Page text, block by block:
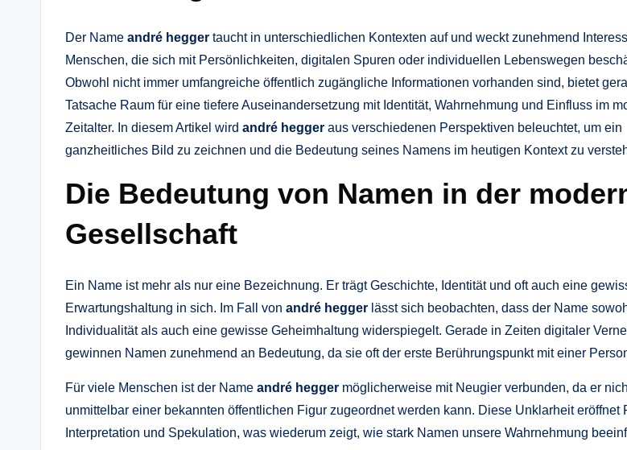
Der Name andré hegger taucht in unterschiedlichen Kontexten auf und weckt zunehmend
Menschen, die sich mit Persönlichkeiten, digitalen Spuren oder individuellen Lebenswegen
Obwohl nicht immer umfangreiche öffentlich zugängliche Informationen vorhanden sind, bietet
Tatsache Raum für eine tiefere Auseinandersetzung mit Identität, Wahrnehmung und Einfluss im
Zeitalter. In diesem Artikel wird andré hegger aus verschiedenen Perspektiven beleuchtet, um ein
ganzheitliches Bild zu zeichnen und die Bedeutung seines Namens im heutigen Kontext zu
Die Bedeutung von Namen in der
Gesellschaft
Ein Name ist mehr als nur eine Bezeichnung. Er trägt Geschichte, Identität und oft auch eine
Erwartungshaltung in sich. Im Fall von andré hegger lässt sich beobachten, dass der Name
Individualität als auch eine gewisse Geheimhaltung widerspiegelt. Gerade in Zeiten digitaler
gewinnen Namen zunehmend an Bedeutung, da sie oft der erste Berührungspunkt mit einer
Für viele Menschen ist der Name andré hegger möglicherweise mit Neugier verbunden, da er
unmittelbar einer bekannten öffentlichen Figur zugeordnet werden kann. Diese Unklarheit eröffnet
Interpretation und Spekulation, was wiederum zeigt, wie stark Namen unsere Wahrnehmung